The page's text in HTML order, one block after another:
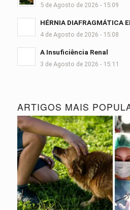
5 de Agosto de 2026 - 15:09
HÉRNIA DIAFRAGMÁTICA
4 de Agosto de 2026 - 15:08
A Insuficiência Renal
3 de Agosto de 2026 - 15:11
ARTIGOS MAIS